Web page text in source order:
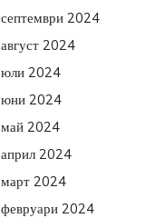
септември 2024
август 2024
юли 2024
юни 2024
май 2024
април 2024
март 2024
февруари 2024